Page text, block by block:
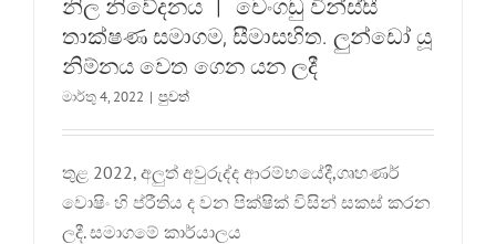
තාක්ෂණ සමාගම, සීමාසහිත. ලුන්ඩෝ යූ
නිම්නය වෙත ගෙන යන ලදී
මාර්තු 4, 2022 | පුවත්
තුළ 2022, අලුත් අවුරුද්ද ආරම්භයේදී,ගෘහණර්
වොෂිං හි ප්රීතිය ද වන පික්ෂික් විසින් සකස් කරන
ලදී. සමාගමේ කාර්යාලය
ජීවිතය යනු වැඩ කරන්නේ පමණක්
ලෝන්ග්වෙනි පීච් දින සංචාරය මතක තබා
ගන්න